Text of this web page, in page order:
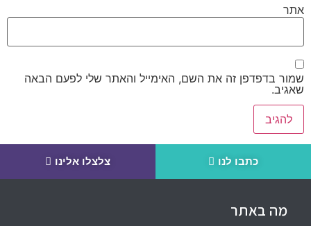
אתר
שמור בדפדפן זה את השם, האימייל והאתר שלי לפעם הבאה
שאגיב.
כתבו לנו צלצלו אלינו
מה באתר